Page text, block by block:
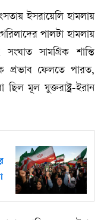
ইসরায়েলি হামলায়
পালটা হামলায়
সামগ্রিক শান্তি
প্রভাব ফেলতে পারত,
ছিল মূল যুক্তরাষ্ট্র-ইরান